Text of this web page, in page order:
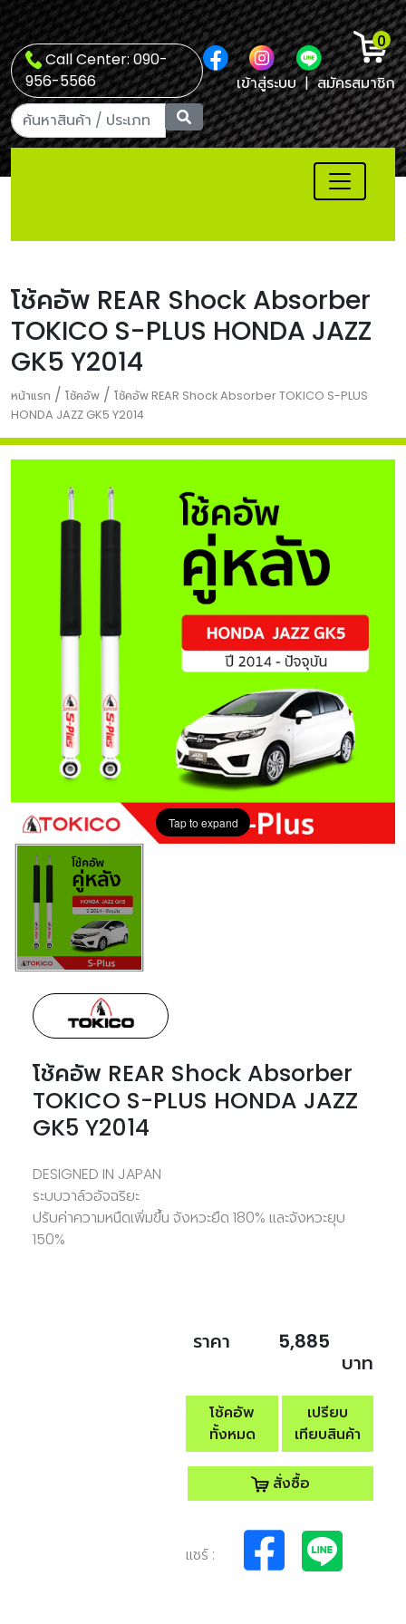
Call Center: 090-
956-5566
0
เข้าสู่ระบบ | สมัครสมาชิก
โช้คอัพ REAR Shock Absorber
TOKICO S-PLUS HONDA JAZZ
GK5 Y2014
หน้าแรก / โช้คอัพ / โช้คอัพ REAR Shock Absorber TOKICO S-PLUS
HONDA JAZZ GK5 Y2014
Tap to expand
โช้คอัพ REAR Shock Absorber
TOKICO S-PLUS HONDA JAZZ
GK5 Y2014
DESIGNED IN JAPAN
ระบบวาล์วอัจฉริยะ
ปรับค่าความหนืดเพิ่มขึ้น จังหวะยืด 180% และจังหวะยุบ
150%
ราคา
5,885
บาท
โช้คอัพ
ทั้งหมด
เปรียบ
เทียบสินค้า
สั่งซื้อ
แชร์ :